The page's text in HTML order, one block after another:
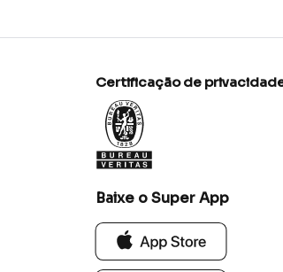
Certificação de
Baixe o Super App